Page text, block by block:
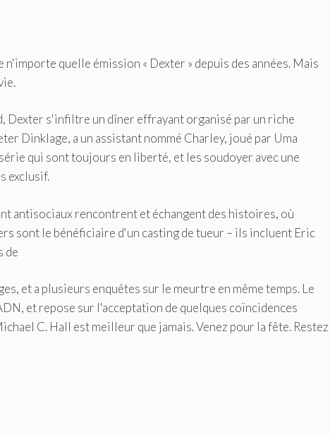
quelle émission « Dexter » depuis des années. Mais
Dexter s'infiltre un dîner effrayant organisé par un riche
Dinklage, a un assistant nommé Charley, joué par Uma
qui sont toujours en liberté, et les soudoyer avec une
exclusif.
antisociaux rencontrent et échangent des histoires, où
sont le bénéficiaire d'un casting de tueur – ils incluent Eric
de
et a plusieurs enquêtes sur le meurtre en même temps. Le
et repose sur l'acceptation de quelques coïncidences
C. Hall est meilleur que jamais. Venez pour la fête. Restez